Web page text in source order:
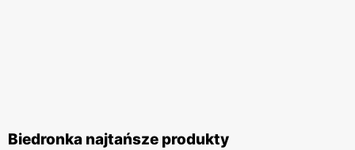
Biedronka najtańsze produkty